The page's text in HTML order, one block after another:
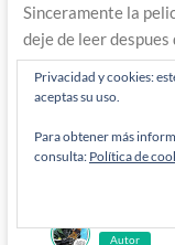
Sinceramente la
deje de leer
comentar esto; ya
Scott lobdell en un
LOCO??????!!!!
Autor
Privacidad y cookies:
aceptas su uso.
Para obtener más
consulta: Política de